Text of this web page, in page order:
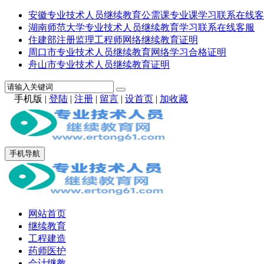
安徽专业技术人员继续教育公需课专业课学习联系在线
湖南师范大学专业技术人员继续教育学习联系在线客服
住建部注册监理工程师网络继续教育证明
周口市专业技术人员继续教育网络学习合格证明
舟山市专业技术人员继续教育证明
手机版 | 登陆 | 注册 | 留言 | 设首页 | 加收藏
手机导航
网站首页
继续教育
工程建造
药师医护